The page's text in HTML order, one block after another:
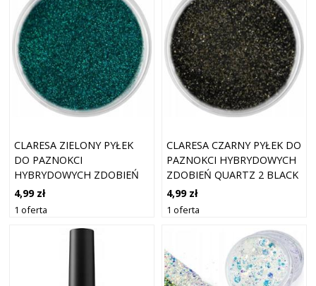
CLARESA ZIELONY PYŁEK
DO PAZNOKCI
HYBRYDOWYCH ZDOBIEŃ
QUARTZ 12 GREEN
4,99 zł
1 oferta
CLARESA CZARNY PYŁEK DO
PAZNOKCI HYBRYDOWYCH
ZDOBIEŃ QUARTZ 2 BLACK
4,99 zł
1 oferta